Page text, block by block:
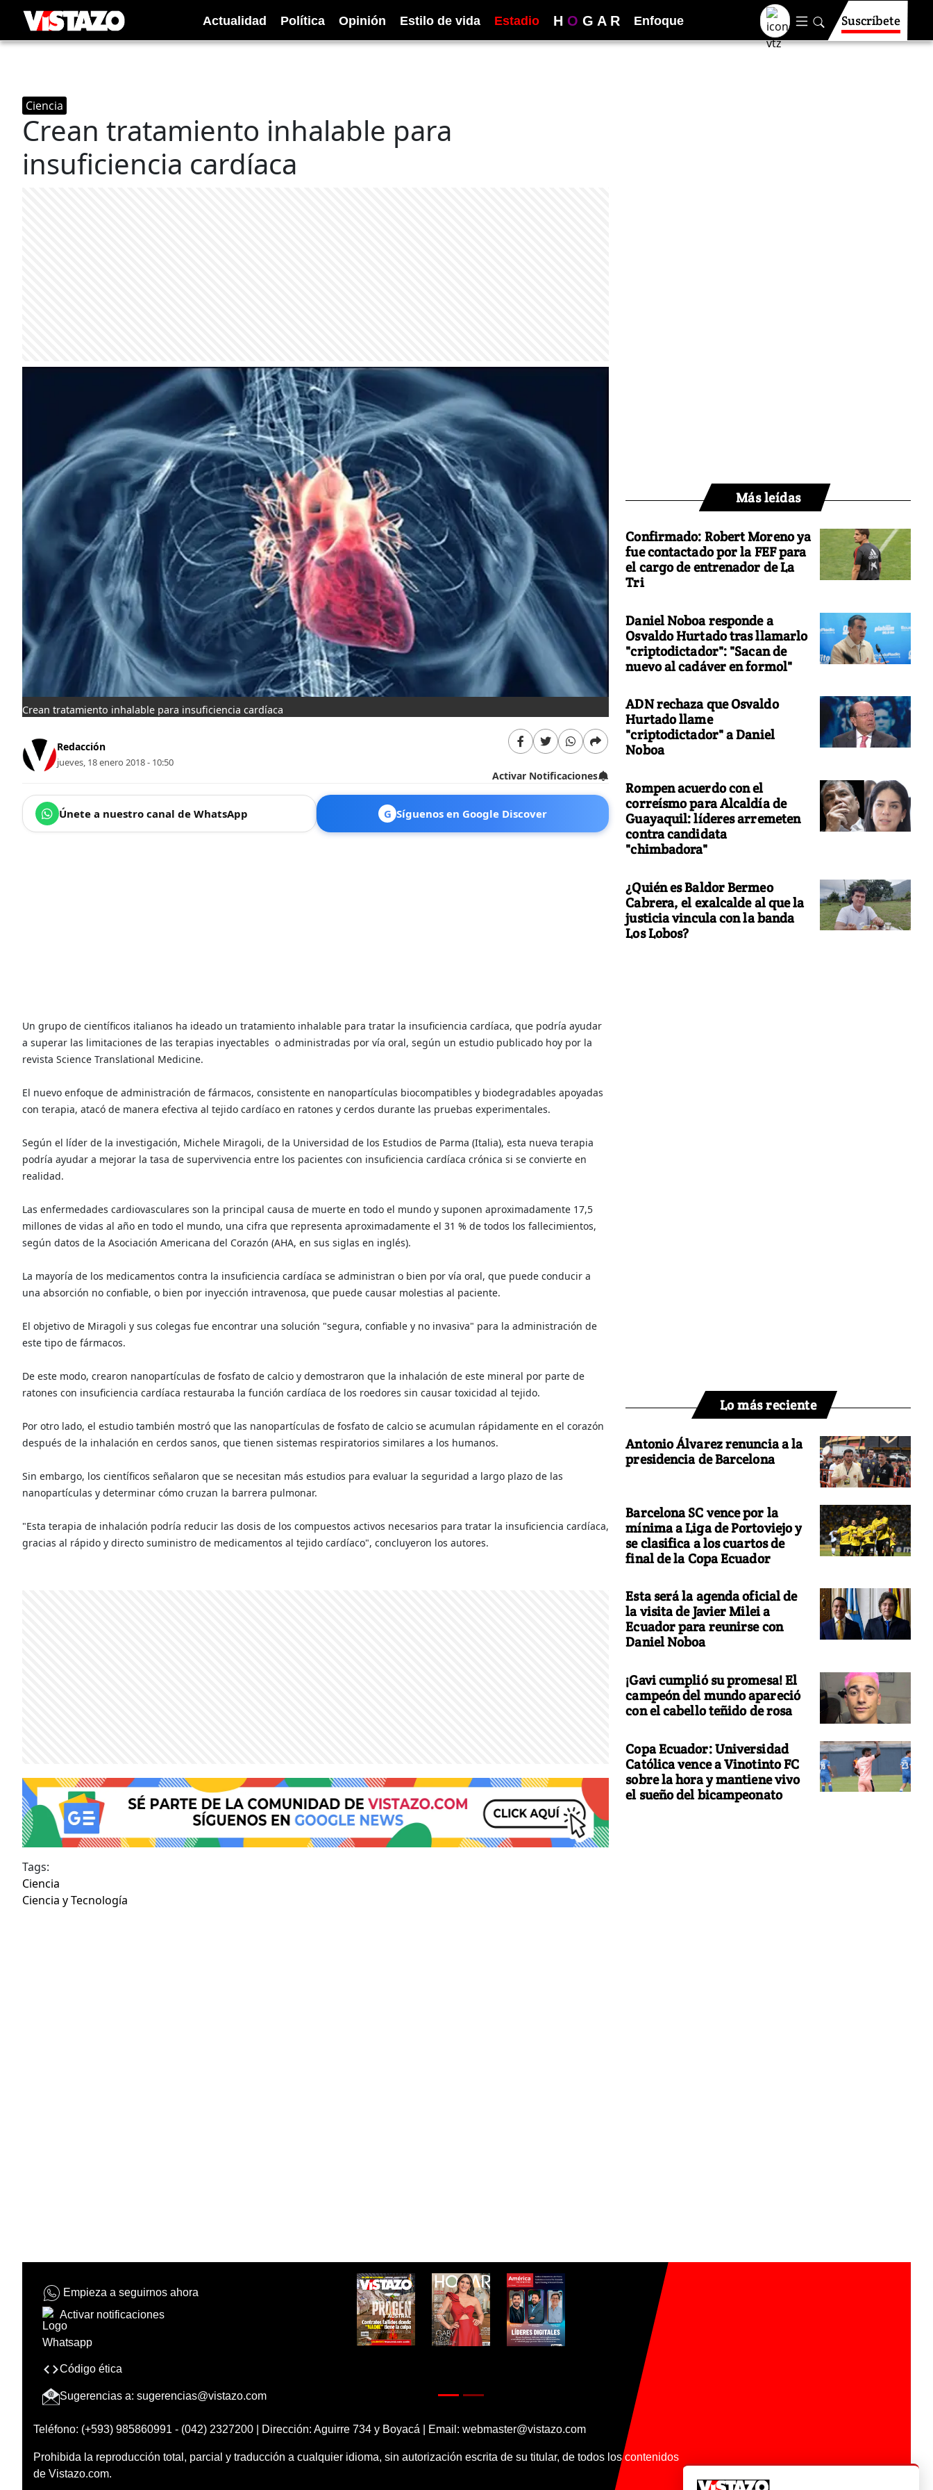
Actualidad Política Opinión Estilo de vida Estadio H O G A R Enfoque Suscríbete
Ciencia
Crean tratamiento inhalable para
insuficiencia cardíaca
Crean tratamiento inhalable para insuficiencia cardíaca
Redacción
jueves, 18 enero 2018 - 10:50
Activar Notificaciones
Únete a nuestro canal de WhatsApp G Síguenos en Google Discover
Un grupo de científicos italianos ha ideado un tratamiento inhalable para tratar la insuficiencia cardíaca, que podría ayudar
a superar las limitaciones de las terapias inyectables o administradas por vía oral, según un estudio publicado hoy por la
revista Science Translational Medicine.
El nuevo enfoque de administración de fármacos, consistente en nanopartículas biocompatibles y biodegradables apoyadas
con terapia, atacó de manera efectiva al tejido cardíaco en ratones y cerdos durante las pruebas experimentales.
Según el líder de la investigación, Michele Miragoli, de la Universidad de los Estudios de Parma (Italia), esta nueva terapia
podría ayudar a mejorar la tasa de supervivencia entre los pacientes con insuficiencia cardíaca crónica si se convierte en
realidad.
Las enfermedades cardiovasculares son la principal causa de muerte en todo el mundo y suponen aproximadamente 17,5
millones de vidas al año en todo el mundo, una cifra que representa aproximadamente el 31 % de todos los fallecimientos,
según datos de la Asociación Americana del Corazón (AHA, en sus siglas en inglés).
La mayoría de los medicamentos contra la insuficiencia cardíaca se administran o bien por vía oral, que puede conducir a
una absorción no confiable, o bien por inyección intravenosa, que puede causar molestias al paciente.
El objetivo de Miragoli y sus colegas fue encontrar una solución "segura, confiable y no invasiva" para la administración de
este tipo de fármacos.
De este modo, crearon nanopartículas de fosfato de calcio y demostraron que la inhalación de este mineral por parte de
ratones con insuficiencia cardíaca restauraba la función cardíaca de los roedores sin causar toxicidad al tejido.
Por otro lado, el estudio también mostró que las nanopartículas de fosfato de calcio se acumulan rápidamente en el corazón
después de la inhalación en cerdos sanos, que tienen sistemas respiratorios similares a los humanos.
Sin embargo, los científicos señalaron que se necesitan más estudios para evaluar la seguridad a largo plazo de las
nanopartículas y determinar cómo cruzan la barrera pulmonar.
"Esta terapia de inhalación podría reducir las dosis de los compuestos activos necesarios para tratar la insuficiencia cardíaca,
gracias al rápido y directo suministro de medicamentos al tejido cardíaco", concluyeron los autores.
Tags:
Ciencia
Ciencia y Tecnología
Más leídas
Confirmado: Robert Moreno ya
fue contactado por la FEF para
el cargo de entrenador de La
Tri
Daniel Noboa responde a
Osvaldo Hurtado tras llamarlo
"criptodictador": "Sacan de
nuevo al cadáver en formol"
ADN rechaza que Osvaldo
Hurtado llame
"criptodictador" a Daniel
Noboa
Rompen acuerdo con el
correísmo para Alcaldía de
Guayaquil: líderes arremeten
contra candidata
"chimbadora"
¿Quién es Baldor Bermeo
Cabrera, el exalcalde al que la
justicia vincula con la banda
Los Lobos?
Lo más reciente
Antonio Álvarez renuncia a la
presidencia de Barcelona
Barcelona SC vence por la
mínima a Liga de Portoviejo y
se clasifica a los cuartos de
final de la Copa Ecuador
Esta será la agenda oficial de
la visita de Javier Milei a
Ecuador para reunirse con
Daniel Noboa
¡Gavi cumplió su promesa! El
campeón del mundo apareció
con el cabello teñido de rosa
Copa Ecuador: Universidad
Católica vence a Vinotinto FC
sobre la hora y mantiene vivo
el sueño del bicampeonato
Empieza a seguirnos ahora
Activar notificaciones
Código ética
Sugerencias a: sugerencias@vistazo.com
Teléfono: (+593) 985860991 - (042) 2327200 | Dirección: Aguirre 734 y Boyacá | Email: webmaster@vistazo.com
Prohibida la reproducción total, parcial y traducción a cualquier idioma, sin autorización escrita de su titular, de todos los contenidos
de Vistazo.com.